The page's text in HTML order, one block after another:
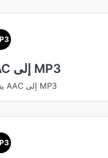
AAC إلى MP3
يتحول AAC إلى MP3